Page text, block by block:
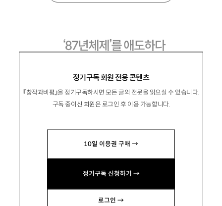
정기구독 회원 전용 콘텐츠
『창작과비평』을 정기구독하시면 모든 글의 전문을 읽으실 수 있습니다.
구독 중이신 회원은 로그인 후 이용 가능합니다.
10일 이용권 구매 →
정기구독 신청하기 →
로그인 →
‘87년체제’를 애도하다
柳熙錫
문학평론가, 전남대 영어교육과 교수. 저서 『근대
등이 있음. yoohuisok@yahoo.com